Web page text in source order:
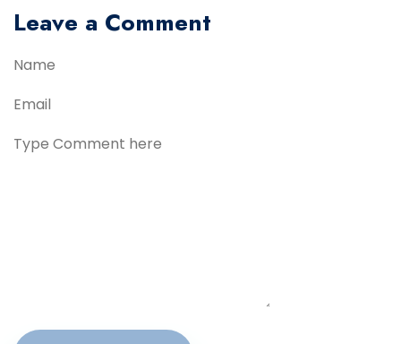
Leave a Comment